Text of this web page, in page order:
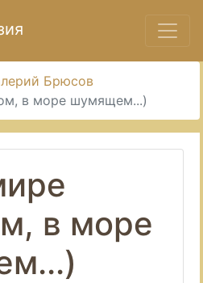
Брюсов
в море шумящем...)
в море